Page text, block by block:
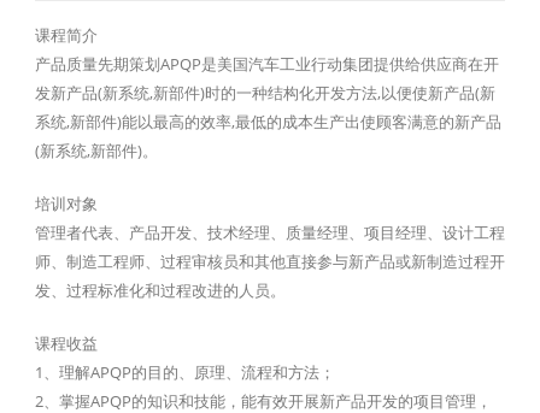
课程简介
产品质量先期策划APQP是美国汽车工业行动集团提供给供应商在开
发新产品(新系统,新部件)时的一种结构化开发方法,以便使新产品(新
系统,新部件)能以最高的效率,最低的成本生产出使顾客满意的新产品
(新系统,新部件)。
培训对象
管理者代表、产品开发、技术经理、质量经理、项目经理、设计工程
师、制造工程师、过程审核员和其他直接参与新产品或新制造过程开
发、过程标准化和过程改进的人员。
课程收益
1、理解APQP的目的、原理、流程和方法；
2、掌握APQP的知识和技能，能有效开展新产品开发的项目管理，